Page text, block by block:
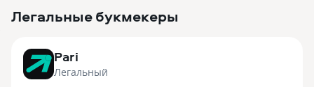
Легальные букмекеры
Pari
Легальный